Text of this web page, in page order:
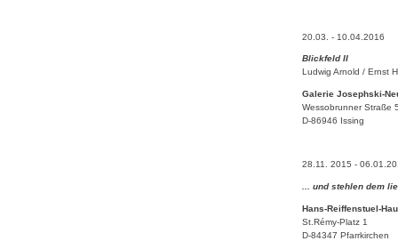
20.03. - 10.04.2016
Blickfeld II
Ludwig Arnold / Ernst
Galerie Josephski-
Wessobrunner Straße
D-86946 Issing
28.11. 2015 -
... und stehlen dem
Hans-Reiffenstuel-
St.Rémy-Platz 1
D-84347 Pfarrkirchen